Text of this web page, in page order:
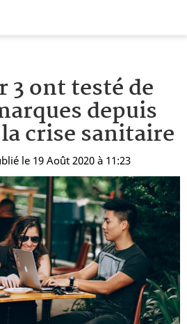
3 ont testé de
depuis
crise sanitaire
le 19 Août 2020 à 11:23